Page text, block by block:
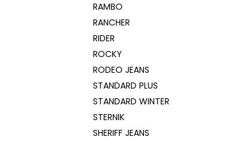
RAMBO
RANCHER
RIDER
ROCKY
RODEO JEANS
STANDARD PLUS
STANDARD WINTER
STERNIK
SHERIFF JEANS